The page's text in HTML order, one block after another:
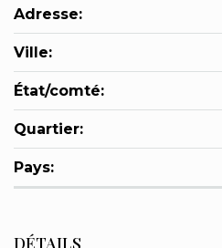
Adresse:
Ville:
État/comté:
Quartier:
Pays:
DÉTAILS